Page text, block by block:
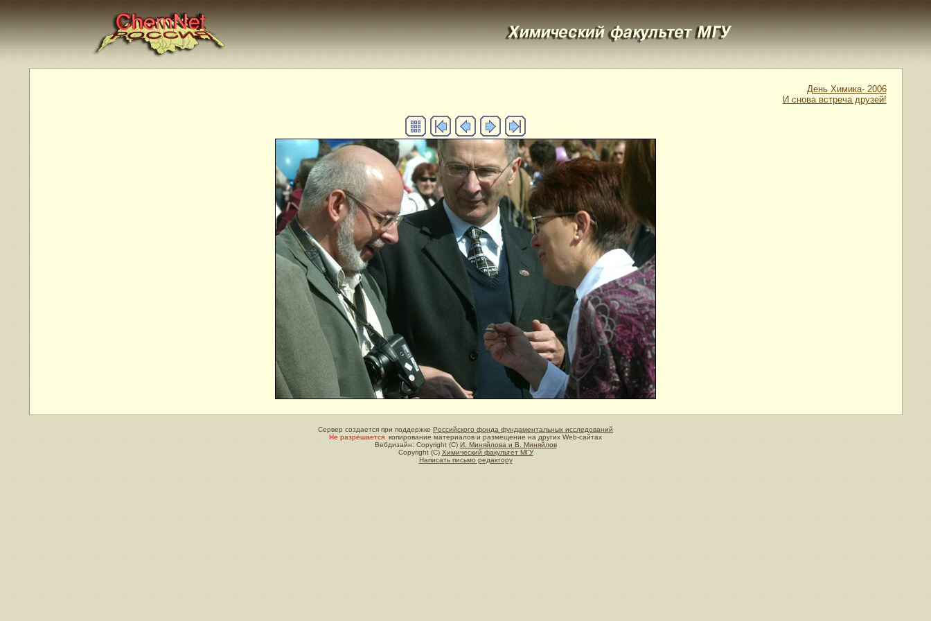
День Химика- 2006
И снова встреча друзей!
Сервер создается при поддержке Российского фонда фундаментальных исследований
Не разрешается копирование материалов и размещение на других Web-сайтах
Вебдизайн: Copyright (C) И. Миняйлова и В. Миняйлов
Copyright (C) Химический факультет МГУ
Написать письмо редактору